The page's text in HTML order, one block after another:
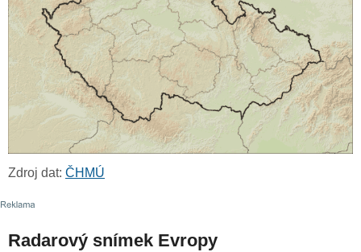
Zdroj dat: ČHMÚ
Radarový snímek Evropy